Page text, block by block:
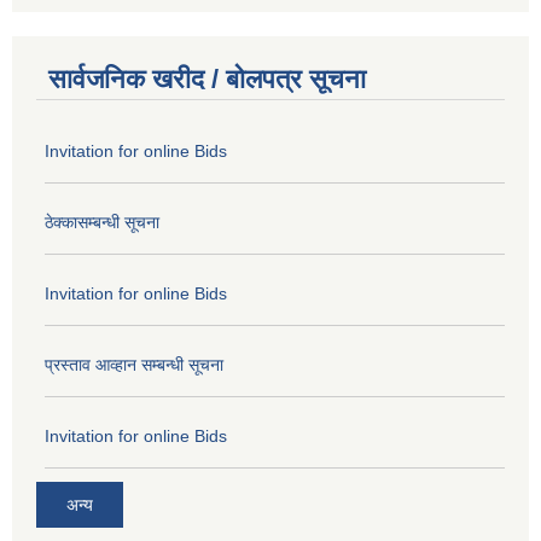
सार्वजनिक खरीद / बोलपत्र सूचना
Invitation for online Bids
ठेक्कासम्बन्धी सूचना
Invitation for online Bids
प्रस्ताव आव्हान सम्बन्धी सूचना
Invitation for online Bids
अन्य